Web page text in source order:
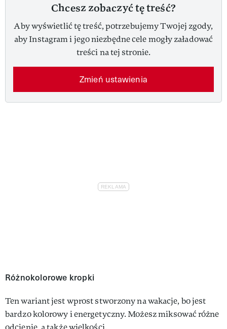
Chcesz zobaczyć tę treść?
Aby wyświetlić tę treść, potrzebujemy Twojej zgody,
aby Instagram i jego niezbędne cele mogły załadować
treści na tej stronie.
Zmień ustawienia
Różnokolorowe kropki
Ten wariant jest wprost stworzony na wakacje, bo jest
bardzo kolorowy i energetyczny. Możesz miksować różne